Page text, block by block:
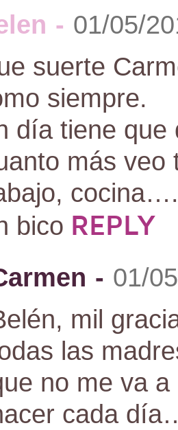
- 01/05/
suerte
siempre.
día tiene que
más veo
bico REPLY
- 01/
mil
las
no me va
cada